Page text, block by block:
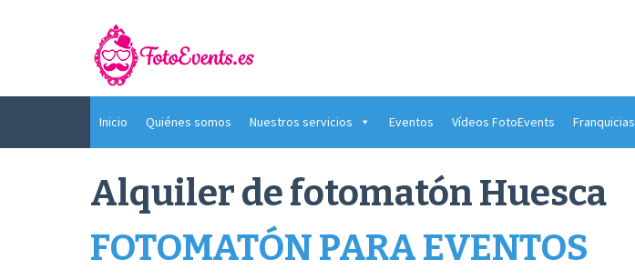
Inicio Quiénes somos Nuestros servicios Eventos Vídeos FotoEvents Franquicias
Alquiler de fotomatón Huesca
FOTOMATÓN PARA EVENTOS